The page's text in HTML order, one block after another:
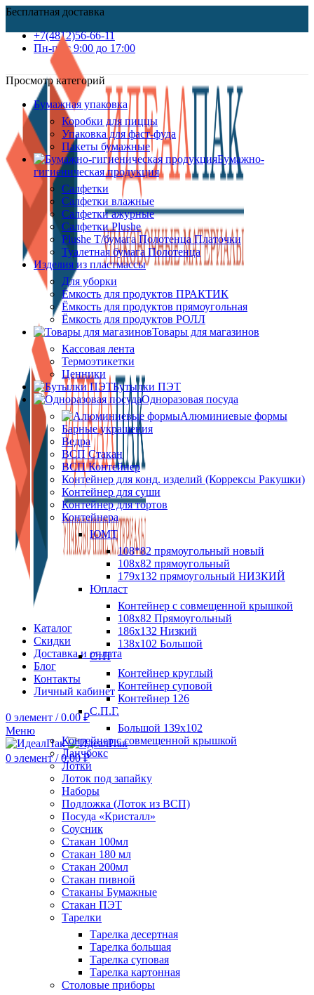
Бесплатная доставка
+7(4812)56-66-11
Пн-пт c 9:00 до 17:00
Каталог
Скидки
Доставка и оплата
Блог
Контакты
Личный кабинет
0 элемент / 0.00₽
Меню
0 элемент / 0.00₽
Просмотр категорий
Бумажная упаковка
Коробки для пиццы
Упаковка для фаст-фуда
Пакеты бумажные
Бумажно-
гигиеническая продукция
Салфетки
Салфетки влажные
Салфетки ажурные
Салфетки Plushe
Plushe Т/бумага Полотенца Платочки
Туалетная бумага Полотенца
Изделия из пластмассы
Для уборки
Ёмкость для продуктов ПРАКТИК
Ёмкость для продуктов прямоугольная
Ёмкость для продуктов РОЛЛ
Товары для магазинов
Кассовая лента
Термоэтикетки
Ценники
Бутылки ПЭТ
Одноразовая посуда
Алюминиевые формы
Барные украшения
Ведра
ВСП Стакан
ВСП Контейнер
Контейнер для конд. изделий (Коррексы Ракушки)
Контейнер для суши
Контейнер для тортов
Контейнера
ЮМТ
108*82 прямоугольный новый
108х82 прямоугольный
179х132 прямоугольный НИЗКИЙ
Юпласт
Контейнер с совмещенной крышкой
108х82 Прямоугольный
186х132 Низкий
138х102 Большой
СтП
Контейнер круглый
Контейнер суповой
Контейнер 126
С.П.Г.
Большой 139х102
Контейнер с совмещенной крышкой
Ланчбокс
Лотки
Лоток под запайку
Наборы
Подложка (Лоток из ВСП)
Посуда «Кристалл»
Соусник
Стакан 100мл
Стакан 180 мл
Стакан 200мл
Стакан пивной
Стаканы Бумажные
Стакан ПЭТ
Тарелки
Тарелка десертная
Тарелка большая
Тарелка суповая
Тарелка картонная
Столовые приборы